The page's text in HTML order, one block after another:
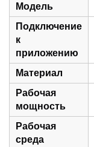
Модель
Подключение
к
приложению
Материал
Рабочая
мощность
Рабочая
среда